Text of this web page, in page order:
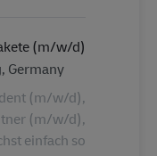
(m/w/d)
الموقع
Germany
(m/w/d),
(m/w/d),
einfach so